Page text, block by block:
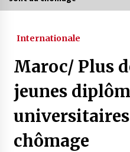
Magie de
4 ans ago
Oum el Gaïla /
4 ans ago
Internationale
Maroc/ Plus
jeunes
chômage